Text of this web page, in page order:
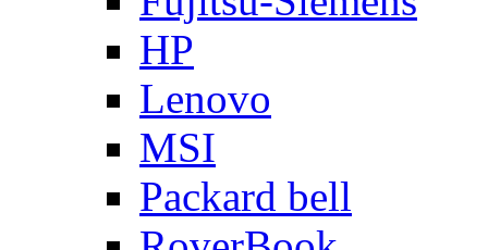
HP
Lenovo
MSI
Packard bell